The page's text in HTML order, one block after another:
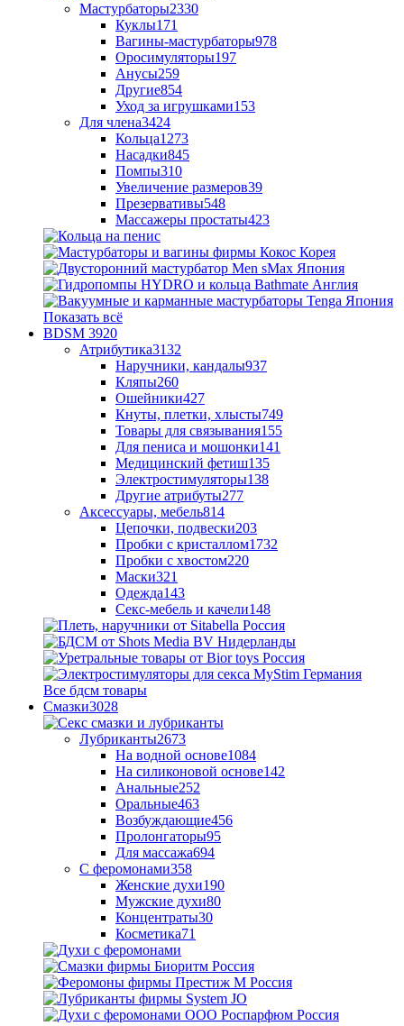
Мастурбаторы2330
Куклы171
Вагины-мастурбаторы978
Оросимуляторы197
Анусы259
Другие854
Уход за игрушками153
Для члена3424
Кольца1273
Насадки845
Помпы310
Увеличение размеров39
Презервативы548
Массажеры простаты423
Показать всё
BDSM 3920
Атрибутика3132
Наручники, кандалы937
Кляпы260
Ошейники427
Кнуты, плетки, хлысты749
Товары для связывания155
Для пениса и мошонки141
Медицинский фетиш135
Электростимуляторы138
Другие атрибуты277
Аксессуары, мебель814
Цепочки, подвески203
Пробки с кристаллом1732
Пробки с хвостом220
Маски321
Одежда143
Секс-мебель и качели148
Все бдсм товары
Смазки3028
Лубриканты2673
На водной основе1084
На силиконовой основе142
Анальные252
Оральные463
Возбуждающие456
Пролонгаторы95
Для массажа694
С феромонами358
Женские духи190
Мужские духи80
Концентраты30
Косметика71